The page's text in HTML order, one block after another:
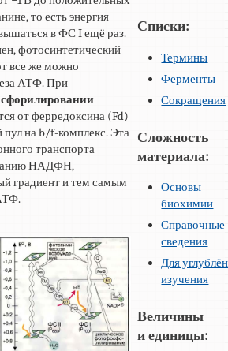
то есть энергия
в ФС I ещё раз.
фотосинтетический
все же можно
АТФ. При
от ферредоксина (Fd)
пул на b/f-комплекс. Эта
транспорта
НАДФН,
градиент и тем самым
Списки:
Термины
Ферменты
Сокращения
Сложность
материала:
Основы
биохимии
Справочные
сведения
Для
изучения
Величины
и единицы: